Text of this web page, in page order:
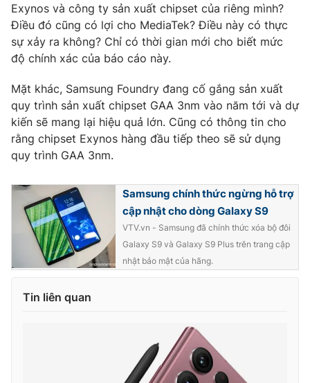
Tư vấn
Chuyên mục khác
Emagazine Podcast
Photo Infographic
Video Shorts video
VTV Sức khoẻ Bất động sản
Thị trường 24h Tấm lòng Việt
VTV4
VTV8
English
Exynos và công ty sản xuất chipset của riêng mình?
Điều đó cũng có lợi cho MediaTek? Điều này có thực
sự xảy ra không? Chỉ có thời gian mới cho biết mức
độ chính xác của báo cáo này.
Mặt khác, Samsung Foundry đang cố gắng sản xuất
quy trình sản xuất chipset GAA 3nm vào năm tới và dự
kiến ​​sẽ mang lại hiệu quả lớn. Cũng có thông tin cho
rằng chipset Exynos hàng đầu tiếp theo sẽ sử dụng
quy trình GAA 3nm.
Samsung chính thức ngừng hỗ trợ
cập nhật cho dòng Galaxy S9
VTV.vn - Samsung đã chính thức xóa bộ đôi
Galaxy S9 và Galaxy S9 Plus trên trang cập
nhật bảo mật của hãng.
Tin liên quan